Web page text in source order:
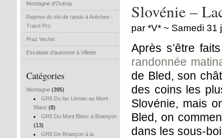
Montagne d'Outray
Reprise du ski de rando à Arêches -
Trace Pro
Praz Vechin
Escalade d'automne à Villette
Catégories
Montagne (395)
GR5 Du lac Léman au Mont
Blanc (8)
GR5 Du Mont Blanc à Briançon
(13)
GR5 De Briançon à la
Slovénie –
par *V* ~ Samedi 31
Après s’être
randonnée
de Bled, son
des coins les
Slovénie, mais
Bled, on
dans les sous-